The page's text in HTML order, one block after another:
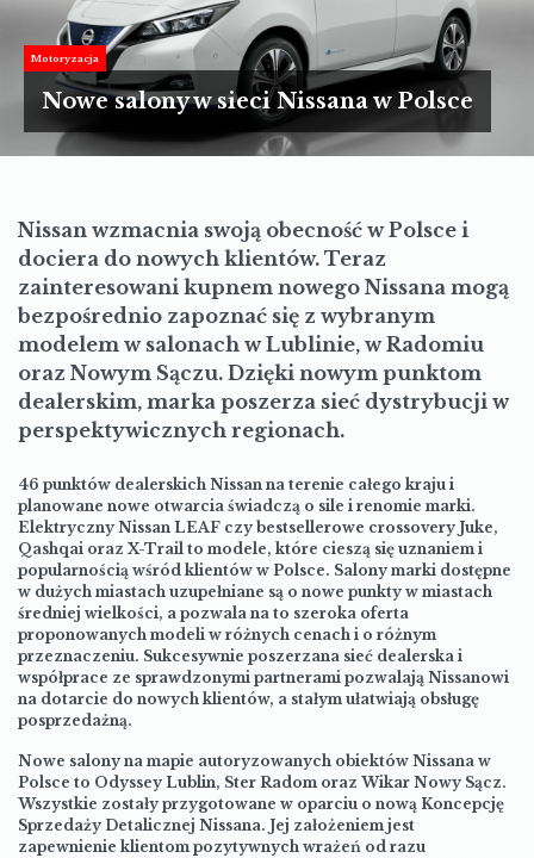
MOTORYZACJA
LIFESTYLE
Motoryzacja
Nowe salony w sieci Nissana w Polsce
Nissan wzmacnia swoją obecność w Polsce i
dociera do nowych klientów. Teraz
zainteresowani kupnem nowego Nissana mogą
bezpośrednio zapoznać się z wybranym
modelem w salonach w Lublinie, w Radomiu
oraz Nowym Sączu. Dzięki nowym punktom
dealerskim, marka poszerza sieć dystrybucji w
perspektywicznych regionach.
46 punktów dealerskich Nissan na terenie całego kraju i
planowane nowe otwarcia świadczą o sile i renomie marki.
Elektryczny Nissan LEAF czy bestsellerowe crossovery Juke,
Qashqai oraz X-Trail to modele, które cieszą się uznaniem i
popularnością wśród klientów w Polsce. Salony marki dostępne
w dużych miastach uzupełniane są o nowe punkty w miastach
średniej wielkości, a pozwala na to szeroka oferta
proponowanych modeli w różnych cenach i o różnym
przeznaczeniu. Sukcesywnie poszerzana sieć dealerska i
współprace ze sprawdzonymi partnerami pozwalają Nissanowi
na dotarcie do nowych klientów, a stałym ułatwiają obsługę
posprzedażną.
Nowe salony na mapie autoryzowanych obiektów Nissana w
Polsce to Odyssey Lublin, Ster Radom oraz Wikar Nowy Sącz.
Wszystkie zostały przygotowane w oparciu o nową Koncepcję
Sprzedaży Detalicznej Nissana. Jej założeniem jest
zapewnienie klientom pozytywnych wrażeń od razu